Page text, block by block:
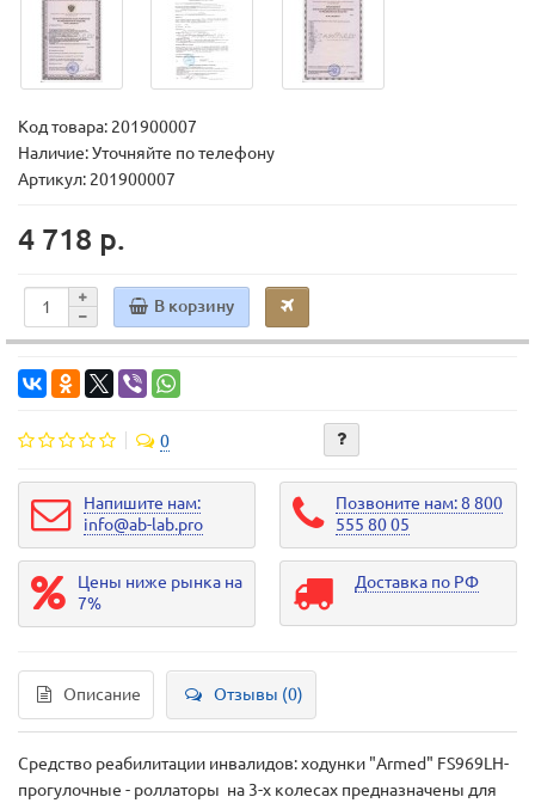
Код товара: 201900007
Наличие: Уточняйте по телефону
Артикул: 201900007
4 718 р.
В корзину
0
Напишите нам:
info@ab-lab.pro
Позвоните нам: 8 800
555 80 05
Цены ниже рынка на
7%
Доставка по РФ
Описание Отзывы (0)
Средство реабилитации инвалидов: ходунки "Armed" FS969LH-
прогулочные - роллаторы на 3-х колесах предназначены для